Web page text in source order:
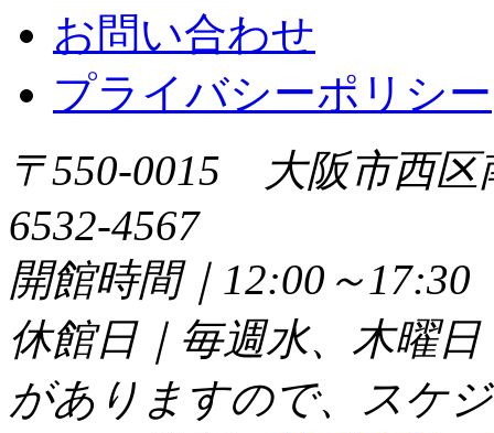
お問い合わせ
プライバシーポリシー
〒550-0015 大阪市西
6532-4567
開館時間｜12:00～
休館日｜毎週水、木曜
がありますので、スケ